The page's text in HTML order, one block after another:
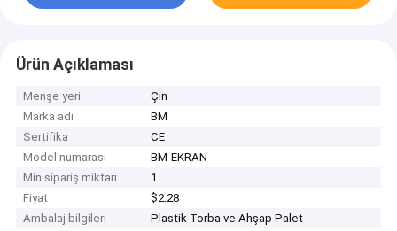
Ürün Açıklaması
Menşe yeri
Çin
Marka adı
BM
Sertifika
CE
Model numarası
BM-EKRAN
Min sipariş miktarı
1
Fiyat
$2.28
Ambalaj bilgileri
Plastik Torba ve Ahşap Palet